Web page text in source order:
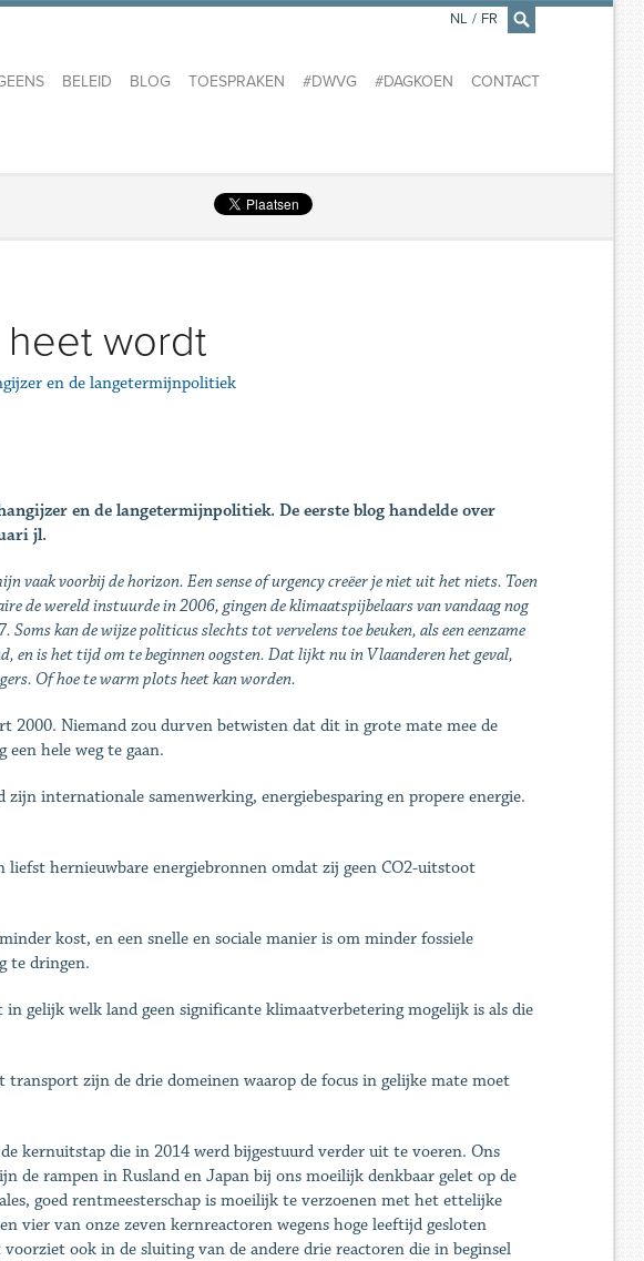
×
BELEID BLOG TOESPRAKEN #DWVG #DAGKOEN CONTACT
NL / FR
wordt
en de langetermijnpolitiek
en de langetermijnpolitiek. De eerste blog handelde over
jl.
vaak voorbij de horizon. Een sense of urgency creëer je niet uit het niets. Toen
de wereld instuurde in 2006, gingen de klimaatspijbelaars van vandaag nog
kan de wijze politicus slechts tot vervelens toe beuken, als een eenzame
en is het tijd om te beginnen oogsten. Dat lijkt nu in Vlaanderen het geval,
Of hoe te warm plots heet kan worden.
2000. Niemand zou durven betwisten dat dit in grote mate mee de
hele weg te gaan.
internationale samenwerking, energiebesparing en propere energie.
liefst hernieuwbare energiebronnen omdat zij geen CO2-uitstoot
kost, en een snelle en sociale manier is om minder fossiele
te dringen.
gelijk welk land geen significante klimaatverbetering mogelijk is als die
zijn de drie domeinen waarop de focus in gelijke mate moet
kernuitstap die in 2014 werd bijgestuurd verder uit te voeren. Ons
de rampen in Rusland en Japan bij ons moeilijk denkbaar gelet op de
goed rentmeesterschap is moeilijk te verzoenen met het ettelijke
vier van onze zeven kernreactoren wegens hoge leeftijd gesloten
ook in de sluiting van de andere drie reactoren die in beginsel